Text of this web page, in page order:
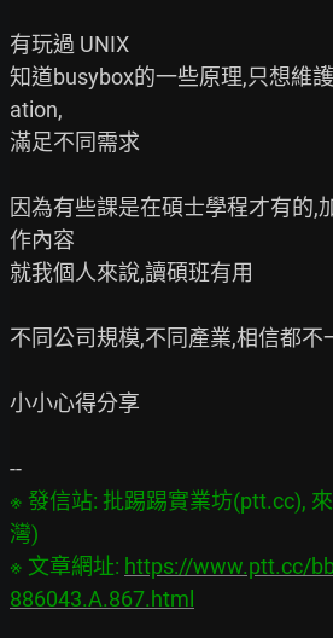
有玩過 UNIX
知道busybox的一些原理,只想維
ation,
滿足不同需求
因為有些課是在碩士學程才有的,
作內容
就我個人來說,讀碩班有用
不同公司規模,不同產業,相信都不
小小心得分享
※ 發信站: 批踢踢實業坊(ptt.cc),
灣)
※ 文章網址: https://www.ptt.cc/
886043.A.867.html